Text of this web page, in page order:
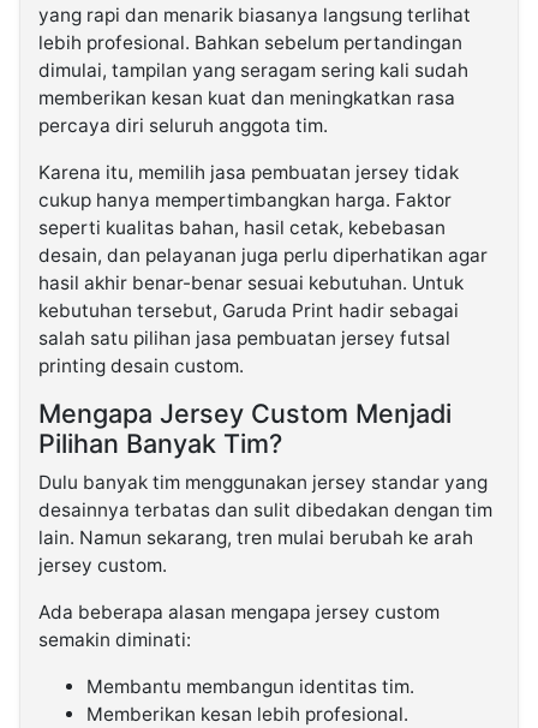
yang rapi dan menarik biasanya langsung terlihat
lebih profesional. Bahkan sebelum pertandingan
dimulai, tampilan yang seragam sering kali sudah
memberikan kesan kuat dan meningkatkan rasa
percaya diri seluruh anggota tim.
Karena itu, memilih jasa pembuatan jersey tidak
cukup hanya mempertimbangkan harga. Faktor
seperti kualitas bahan, hasil cetak, kebebasan
desain, dan pelayanan juga perlu diperhatikan agar
hasil akhir benar-benar sesuai kebutuhan. Untuk
kebutuhan tersebut, Garuda Print hadir sebagai
salah satu pilihan jasa pembuatan jersey futsal
printing desain custom.
Mengapa Jersey Custom Menjadi
Pilihan Banyak Tim?
Dulu banyak tim menggunakan jersey standar yang
desainnya terbatas dan sulit dibedakan dengan tim
lain. Namun sekarang, tren mulai berubah ke arah
jersey custom.
Ada beberapa alasan mengapa jersey custom
semakin diminati:
Membantu membangun identitas tim.
Memberikan kesan lebih profesional.